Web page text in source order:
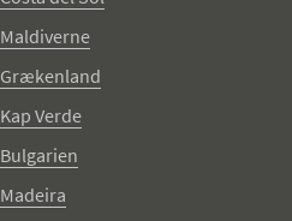
Maldiverne
Grækenland
Kap Verde
Bulgarien
Madeira